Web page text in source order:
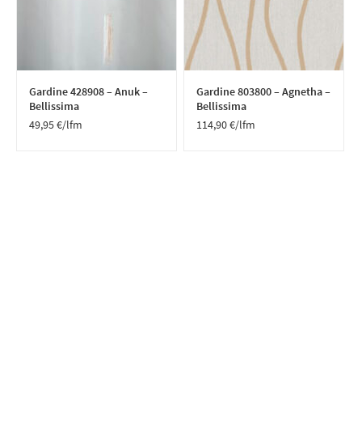
Gardine 428908 – Anuk –
Bellissima
49,95€/lfm
Gardine 803800 – Agnetha –
Bellissima
114,90€/lfm